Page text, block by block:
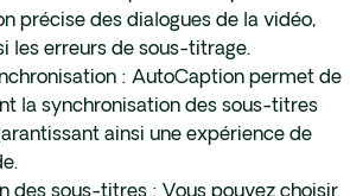
précise des dialogues de la vidéo,
les erreurs de sous-titrage.
: AutoCaption permet de
la synchronisation des sous-titres
ainsi une expérience de